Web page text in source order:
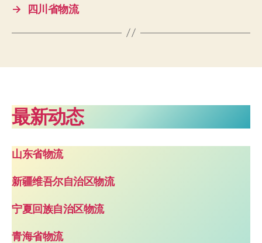
→
四川省物流
最新动态
山东省物流
新疆维吾尔自治区物流
宁夏回族自治区物流
青海省物流